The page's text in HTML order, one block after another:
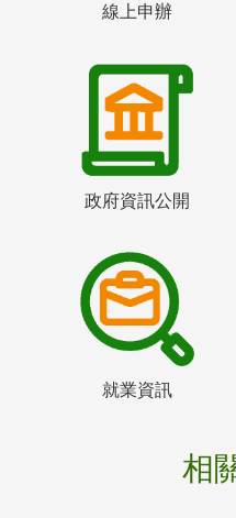
線上申辦
政府資訊公開
就業資訊
相